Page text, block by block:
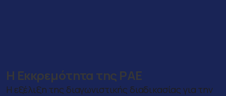
Η Εκκρεμότητα της ΡΑΕ
Η εξέλιξη της διαγωνιστικής διαδικασίας για την